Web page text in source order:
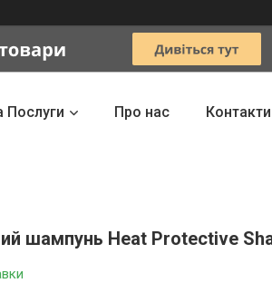
Послуги Про нас Контакти
шампунь Heat Protective